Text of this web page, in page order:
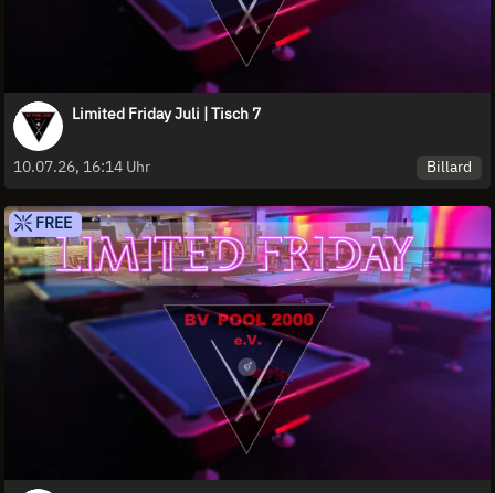
Limited Friday Juli | Tisch 7
10.07.26, 16:14 Uhr Billard
FREE